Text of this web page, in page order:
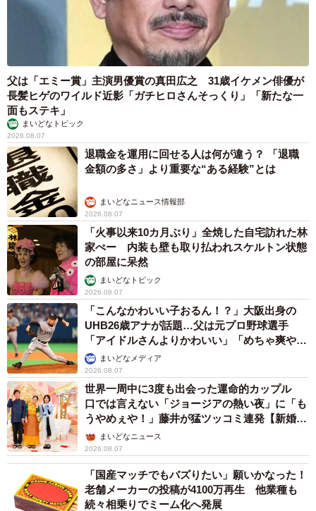
父は「エミー賞」主演男優賞の真田広之 31歳イケメン俳優が
長髪ヒゲのワイルド近影「ガチヒロさんそっくり」「新たな一
面もステキ」
まいどなトピック
2026.08.07
退職金を運用に回せる人は何が違う？ 「退職
金額の多さ」より重要な“ある経験”とは
まいどなニュース情報部
2026.08.07
「火事以来10カ月ぶり」全焼した自宅訪れた林
家ぺー 内装も壁も取り払われスケルトン状態
の部屋に呆然
まいどなトピック
2026.08.07
「こんなかわいい子おるん！？」大阪出身の
UHB26歳アナが話題…父は元プロ野球選手
「アイドルさんよりかわいい」「めちゃ爽や
か」まいどなメディア
2026.08.07
世界一周中に3度も出会った運命的カップル
口では言えない「ジョージアの熱い夜」に「も
うやめぇや！」藤井が猛ツッコミ連発【新婚さ
ん】まいどなニュース
2026.08.07
「国産マッチでもバズりたい」願いかなった！
老舗メーカーの投稿が4100万再生 他業種も
続々相乗りでミーム化へ発展